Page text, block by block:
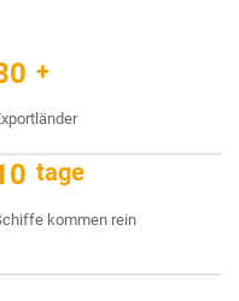
+
tage
kommen rein